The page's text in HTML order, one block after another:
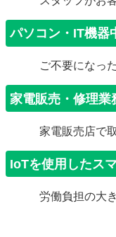
パソコン・IT機器
ご不要になっ
家電販売・修理業
家電販売店で
IoTを使用したス
労働負担の大